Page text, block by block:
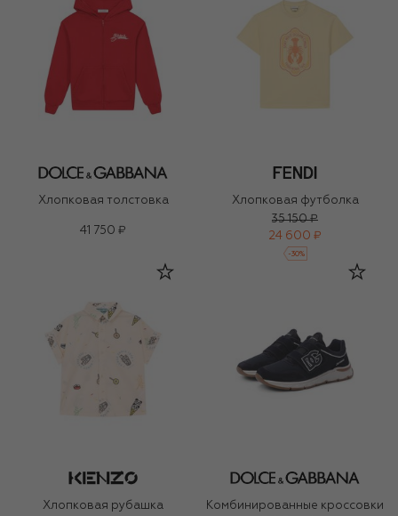
Хлопковая толстовка
41 750 ₽
Хлопковая футболка
35 150 ₽
24 600 ₽
-30%
Хлопковая рубашка
Комбинированные кроссовки